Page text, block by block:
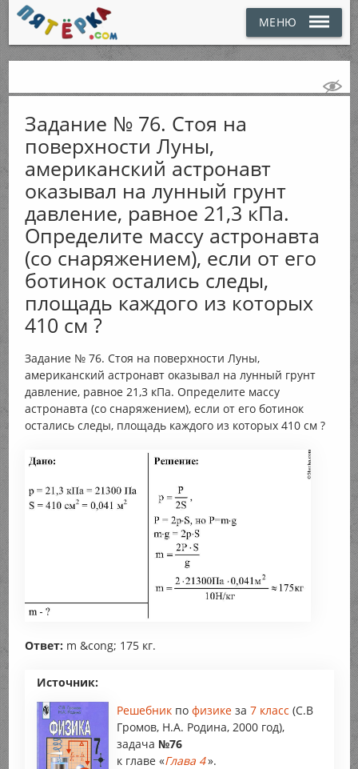
МЕНЮ
Задание № 76. Стоя на
поверхности Луны,
американский астронавт
оказывал на лунный грунт
давление, равное 21,3 кПа.
Определите массу астронавта
(со снаряжением), если от его
ботинок остались следы,
площадь каждого из которых
410 см ?
Задание № 76. Стоя на поверхности Луны,
американский астронавт оказывал на лунный грунт
давление, равное 21,3 кПа. Определите массу
астронавта (со снаряжением), если от его ботинок
остались следы, площадь каждого из которых 410 см ?
Ответ: m &cong; 175 кг.
Источник:
Решебник по физике за 7 класс (С.В
Громов, Н.А. Родина, 2000 год),
задача №76
к главе «Глава 4».